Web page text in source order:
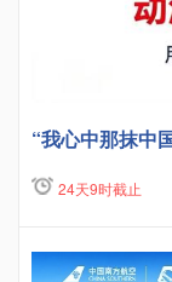
“我心中那抹中
24天9时截止